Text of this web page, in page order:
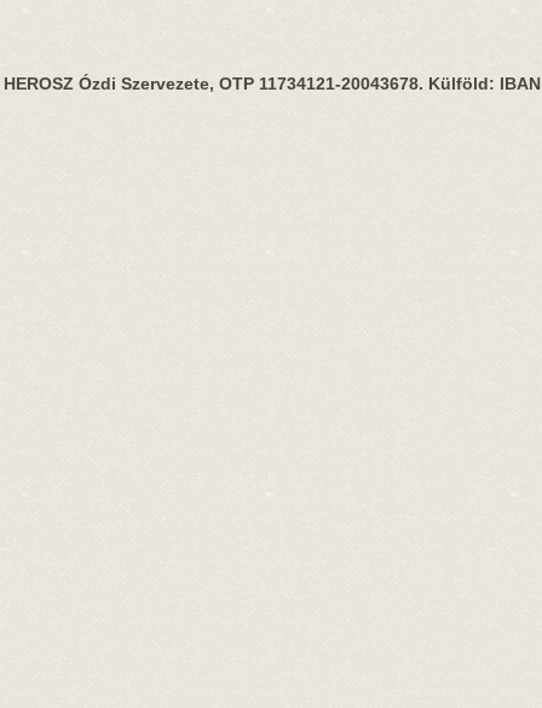
HEROSZ Ózdi Szervezete, OTP 11734121-20043678. Külföld: